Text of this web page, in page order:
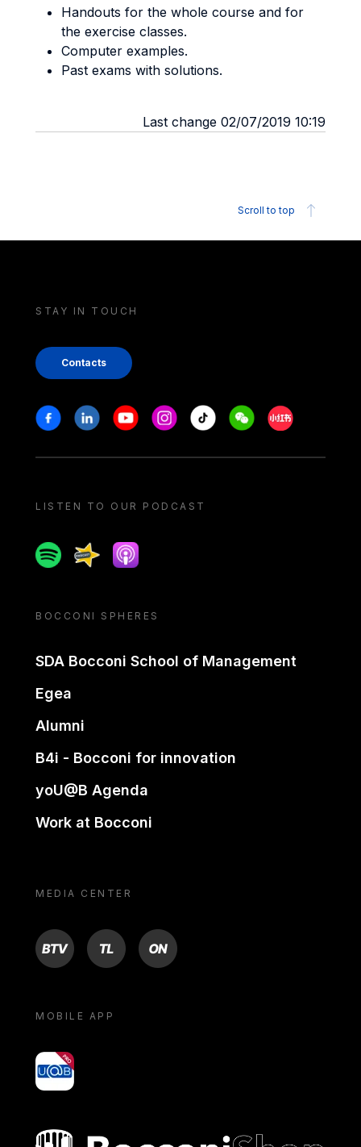
Handouts for the whole course and for
the exercise classes.
Computer examples.
Past exams with solutions.
Last change 02/07/2019 10:19
Scroll to top
STAY IN TOUCH
Contacts
Stay in touch
FacebookLinkedinYoutubeInstagram
Tiktok WeechatXiaohongshu/
LISTEN TO OUR PODCAST
SpotifySpreakerApple podcast
BOCCONI SPHERES
SDA Bocconi School of Management
Egea
Alumni
B4i - Bocconi for innovation
yoU@B Agenda
Work at Bocconi
MEDIA CENTER
BTV TL ON
MOBILE APP
yoU@B
Bocconi shop